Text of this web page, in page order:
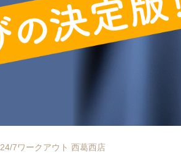
24/7ワークアウト 西葛西店